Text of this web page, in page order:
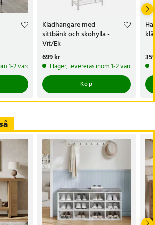
stål
kg (hylla), 2,3 kg (per krok), 10 kg (klädstång)
svart
1-2 vardagar
Klädhängare med
sittbänk och skohylla -
Vit/Ek
Pris:699 kr
699 kr
I lager, levereras inom 1-2 vardagar
Köp